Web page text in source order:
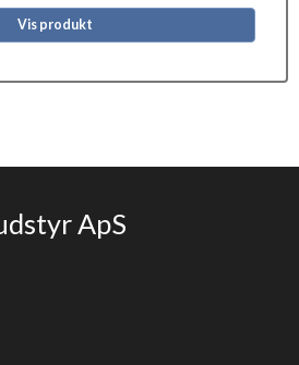
Vis produkt
ApS